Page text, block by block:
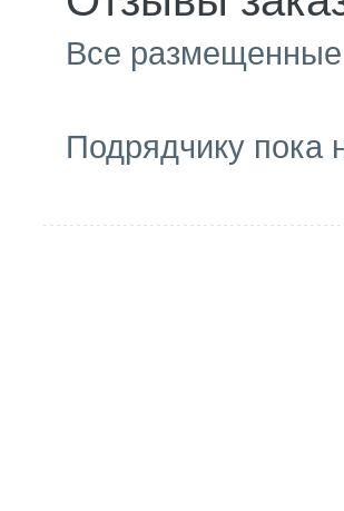
Все размещенные
Подрядчику пока